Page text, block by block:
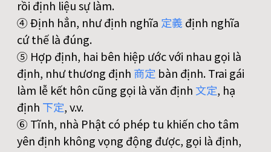
rồi định liệu sự làm.
④ Ðịnh hẳn, như định nghĩa 定義 định nghĩa
cứ thế là đúng.
⑤ Hợp định, hai bên hiệp ước với nhau gọi là
định, như thương định 商定 bàn định. Trai gái
làm lễ kết hôn cũng gọi là văn định 文定, hạ
định 下定, v.v.
⑥ Tĩnh, nhà Phật có phép tu khiến cho tâm
yên định không vọng động được, gọi là định,